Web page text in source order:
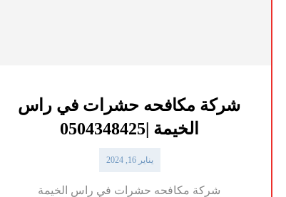
شركة مكافحه حشرات في راس
الخيمة |0504348425
يناير 16, 2024
شركة مكافحه حشرات في راس الخيمة